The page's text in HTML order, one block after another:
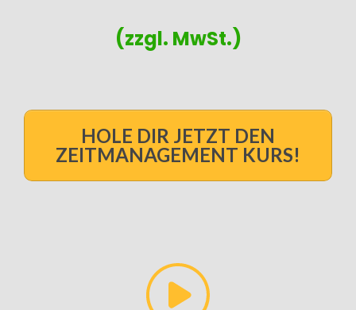
(zzgl. MwSt.)
HOLE DIR JETZT DEN
ZEITMANAGEMENT KURS!